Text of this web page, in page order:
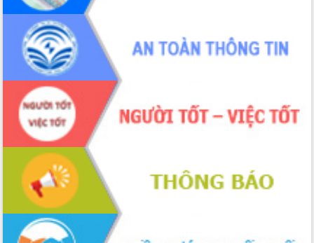
Phát động chiến dịch 30 ngày đêm
giải phóng mặt bằng Tuyến đường bộ
ven biển
Đắk Lắk nỗ lực thúc đẩy tăng trưởng
kinh tế từ 10% trở lên trong Quý
II/2026
Đắk Lắk ký kết thỏa thuận hợp tác về
chuyển đổi số giai đoạn 2026 – 2030
với Tập đoàn Bưu chính Viễn thông
Việt Nam
Thứ trưởng Bộ Y tế làm việc với tỉnh
Đắk Lắk về phát triển nhân lực y tế
cho trạm y tế cấp xã
Du lịch Đắk Lắk nâng tầm trải nghiệm
du khách thông qua Hệ thống cơ sở dữ
liệu và Bản đồ số